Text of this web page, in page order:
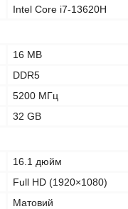
Intel Core i7-13620H
16 MB
DDR5
5200 МГц
32 GB
16.1 дюйм
Full HD (1920×1080)
Матовий